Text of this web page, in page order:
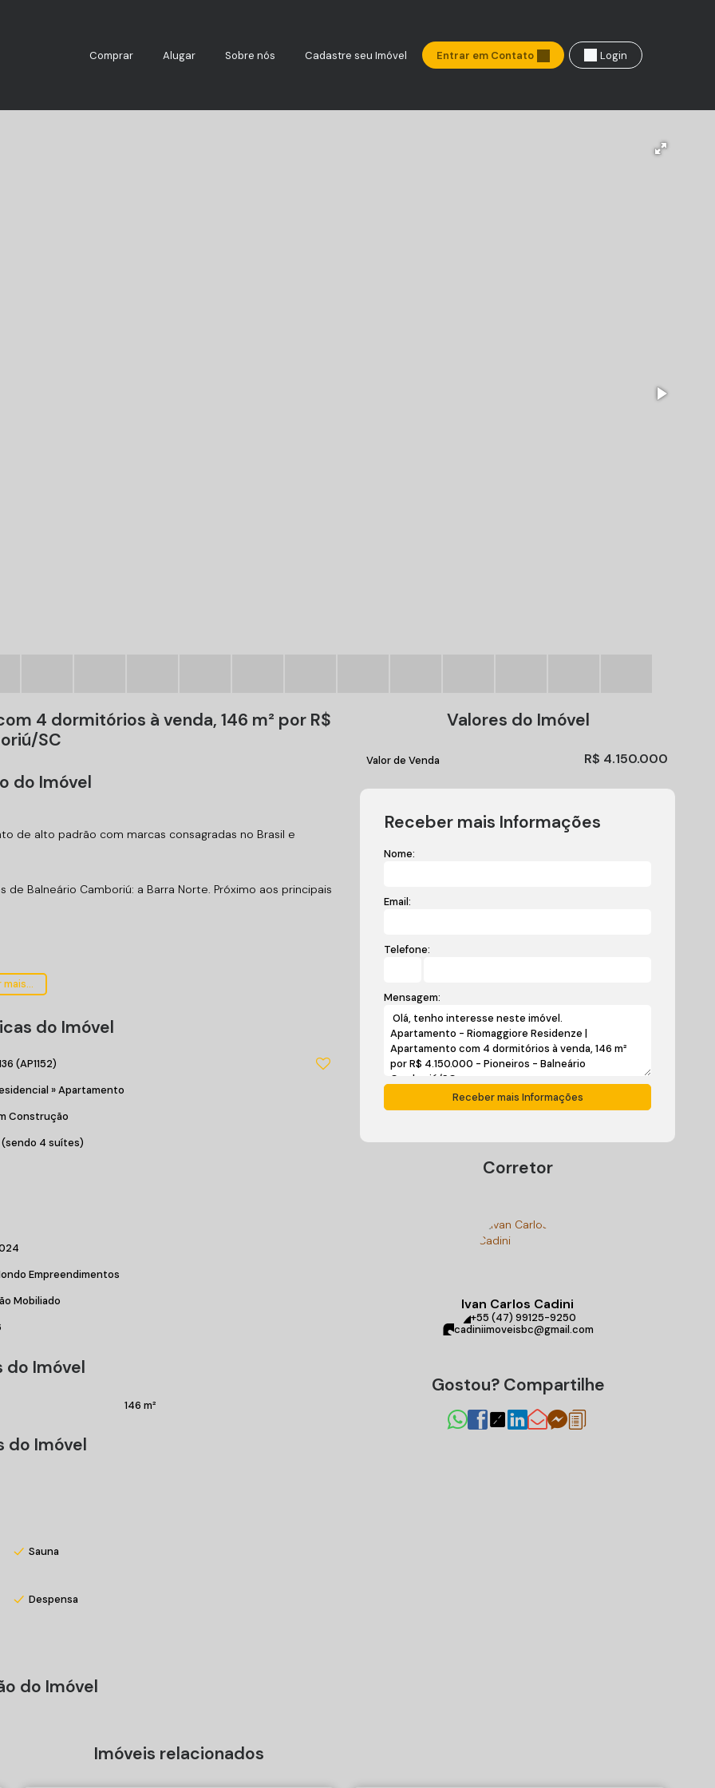
Login
Entrar em Contato
Cadastre seu Imóvel
Sobre nós
Alugar
Comprar
4 dormitórios à venda, 146 m² por R$
SC
do Imóvel
de alto padrão com marcas consagradas no Brasil e
Balneário Camboriú: a Barra Norte. Próximo aos principais
mais...
do Imóvel
(AP1152)
»Apartamento
Construção
(sendo 4 suítes)
Empreendimentos
Mobiliado
do Imóvel
146 m²
do Imóvel
Sauna
Despensa
do Imóvel
Valores do Imóvel
R$ 4.150.000
Valor de Venda
Receber mais Informações
Nome:
Email:
Telefone:
Mensagem:
Corretor
Ivan Carlos Cadini
+55 (47) 99125-9250
cadiniimoveisbc@gmail.com
Gostou? Compartilhe
Imóveis relacionados